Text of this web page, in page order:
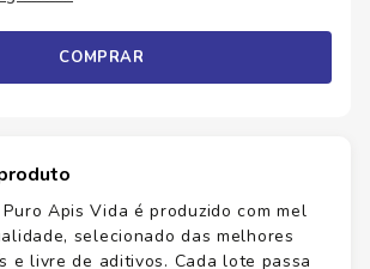
COMPRAR
Apis Vida é produzido com mel
selecionado das melhores
e livre de aditivos. Cada lote passa